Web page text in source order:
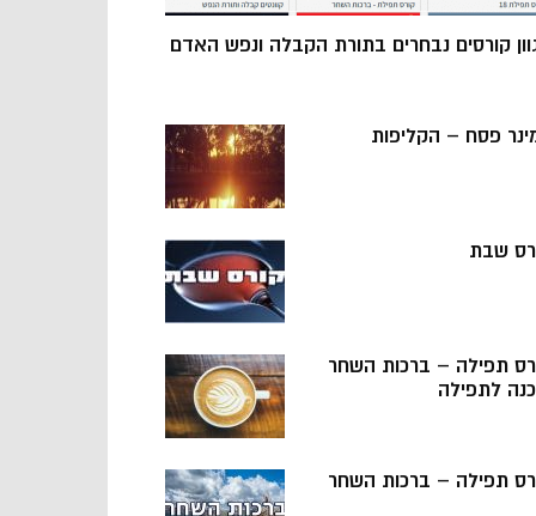
קורסים נבחרים בתורת הקבלה ונפש האדם
פסח – הקליפות
שבת
תפילה – ברכות השחר
לתפילה
תפילה – ברכות השחר